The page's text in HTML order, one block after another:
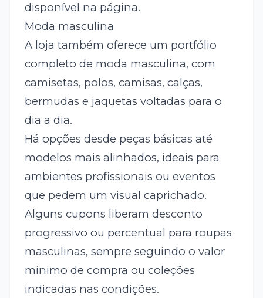
disponível na página.
Moda masculina
A loja também oferece um portfólio
completo de moda masculina, com
camisetas, polos, camisas, calças,
bermudas e jaquetas voltadas para o
dia a dia.
Há opções desde peças básicas até
modelos mais alinhados, ideais para
ambientes profissionais ou eventos
que pedem um visual caprichado.
Alguns cupons liberam desconto
progressivo ou percentual para roupas
masculinas, sempre seguindo o valor
mínimo de compra ou coleções
indicadas nas condições.